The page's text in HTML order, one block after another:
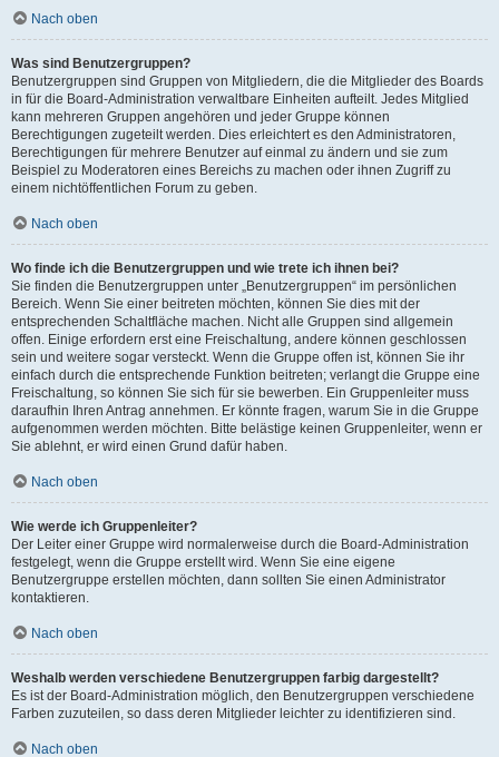
Nach oben
Was sind Benutzergruppen?
Benutzergruppen sind Gruppen von Mitgliedern, die die Mitglieder des Boards
in für die Board-Administration verwaltbare Einheiten aufteilt. Jedes Mitglied
kann mehreren Gruppen angehören und jeder Gruppe können
Berechtigungen zugeteilt werden. Dies erleichtert es den Administratoren,
Berechtigungen für mehrere Benutzer auf einmal zu ändern und sie zum
Beispiel zu Moderatoren eines Bereichs zu machen oder ihnen Zugriff zu
einem nichtöffentlichen Forum zu geben.
Nach oben
Wo finde ich die Benutzergruppen und wie trete ich ihnen bei?
Sie finden die Benutzergruppen unter „Benutzergruppen“ im persönlichen
Bereich. Wenn Sie einer beitreten möchten, können Sie dies mit der
entsprechenden Schaltfläche machen. Nicht alle Gruppen sind allgemein
offen. Einige erfordern erst eine Freischaltung, andere können geschlossen
sein und weitere sogar versteckt. Wenn die Gruppe offen ist, können Sie ihr
einfach durch die entsprechende Funktion beitreten; verlangt die Gruppe eine
Freischaltung, so können Sie sich für sie bewerben. Ein Gruppenleiter muss
daraufhin Ihren Antrag annehmen. Er könnte fragen, warum Sie in die Gruppe
aufgenommen werden möchten. Bitte belästige keinen Gruppenleiter, wenn er
Sie ablehnt, er wird einen Grund dafür haben.
Nach oben
Wie werde ich Gruppenleiter?
Der Leiter einer Gruppe wird normalerweise durch die Board-Administration
festgelegt, wenn die Gruppe erstellt wird. Wenn Sie eine eigene
Benutzergruppe erstellen möchten, dann sollten Sie einen Administrator
kontaktieren.
Nach oben
Weshalb werden verschiedene Benutzergruppen farbig dargestellt?
Es ist der Board-Administration möglich, den Benutzergruppen verschiedene
Farben zuzuteilen, so dass deren Mitglieder leichter zu identifizieren sind.
Nach oben